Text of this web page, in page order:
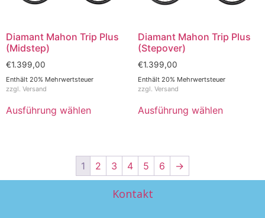
Diamant Mahon Trip Plus
(Midstep)
€1.399,00
Enthält 20% Mehrwertsteuer
zzgl. Versand
Ausführung wählen
Diamant Mahon Trip Plus
(Stepover)
€1.399,00
Enthält 20% Mehrwertsteuer
zzgl. Versand
Ausführung wählen
1 2 3 4 5 6 →
Kontakt